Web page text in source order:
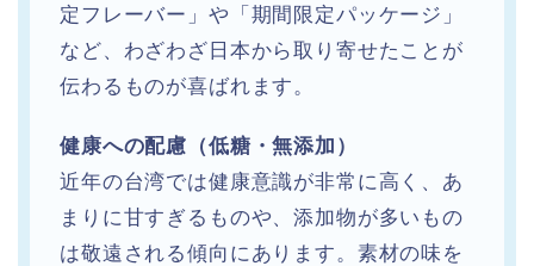
定フレーバー」や「期間限定パッケージ」
など、わざわざ日本から取り寄せたことが
伝わるものが喜ばれます。
健康への配慮（低糖・無添加）
近年の台湾では健康意識が非常に高く、あ
まりに甘すぎるものや、添加物が多いもの
は敬遠される傾向にあります。素材の味を